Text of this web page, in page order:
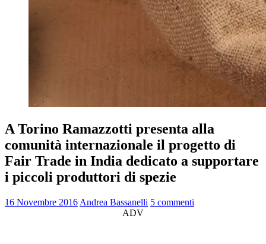
A Torino Ramazzotti presenta alla
comunità internazionale il progetto di
Fair Trade in India dedicato a supportare
i piccoli produttori di spezie
16 Novembre 2016 Andrea Bassanelli 5 commenti
ADV